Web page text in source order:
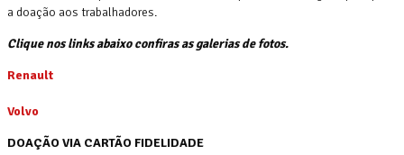
a doação aos trabalhadores.
Clique nos links abaixo confiras as galerias de fotos.
Renault
Volvo
DOAÇÃO VIA CARTÃO FIDELIDADE